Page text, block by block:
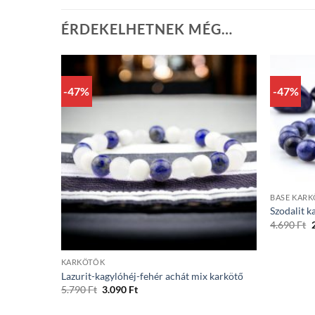
ÉRDEKELHETNEK MÉG…
-47%
KARKÖTŐK
Lazurit-kagylóhéj-fehér achát mix karkötő
5.790Ft Original
3.090 FtCurrent
-47%
BASE
Szodalit
4.690Ft